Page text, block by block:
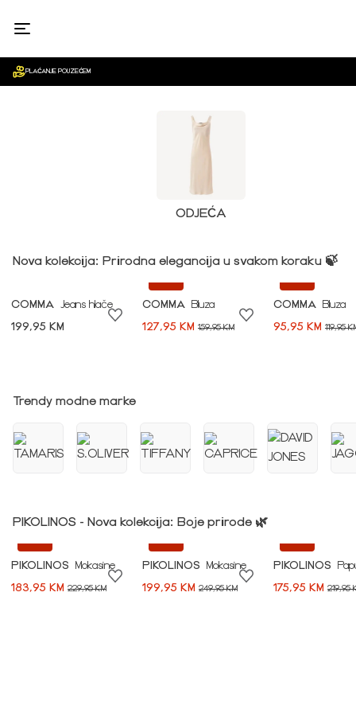
PLAĆANJE POUZEĆEM
ODJEĆA
Nova kolekcija: Prirodna elegancija u svakom koraku 🍃
COMMA Jeans hlače
199,95 KM
COMMA
Bluza
127,95 KM 159,95 KM
COMMA
Bluza
95,95 KM 119,95
Trendy modne marke
PIKOLINOS - Nova kolekcija: Boje prirode 🌿
PIKOLINOS
Mokasine
183,95 KM 229,95 KM
PIKOLINOS
Mokasine
199,95 KM 249,95 KM
PIKOLINOS
175,95 KM 219,95